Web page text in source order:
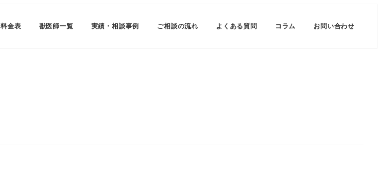
料金表 獣医師一覧 実績・相談事例 ご相談の流れ よくある質問 コラム お問い合わせ